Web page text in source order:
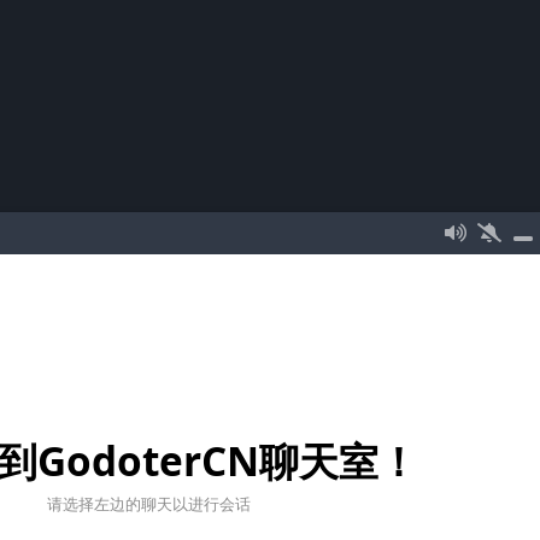
GodoterCN聊天室！
请选择左边的聊天以进行会话